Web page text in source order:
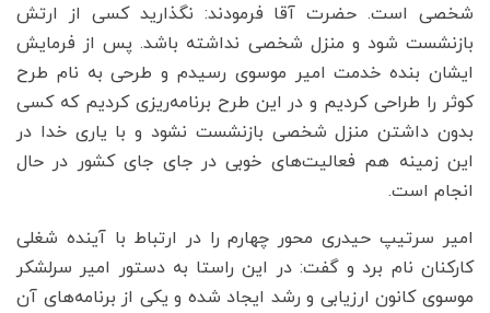
شخصی است. حضرت آقا فرمودند: نگذارید کسی از ارتش
بازنشست شود و منزل شخصی نداشته باشد. پس از فرمایش
ایشان بنده خدمت امیر موسوی رسیدم و طرحی به نام طرح
کوثر را طراحی کردیم و در این طرح برنامه‌ریزی کردیم که کسی
بدون داشتن منزل شخصی بازنشست نشود و با یاری خدا در
این زمینه هم فعالیت‌های خوبی در جای جای کشور در حال
انجام است.
امیر سرتیپ حیدری محور چهارم را در ارتباط با آینده شغلی
کارکنان نام برد و گفت: در این راستا به دستور امیر سرلشکر
موسوی کانون ارزیابی و رشد ایجاد شده و یکی از برنامه‌های آن